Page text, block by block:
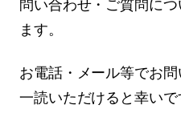
問い合わせ・ご質問に
ます。
お電話・メール等でお
一読いただけると幸いで